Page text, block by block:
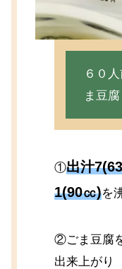
６０
ま豆腐
①出汁
1(90㏄)を
②ごま豆腐
出来上がり